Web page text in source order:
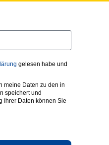
gelesen habe und
meine Daten zu den in
speichert und
Ihrer Daten können Sie